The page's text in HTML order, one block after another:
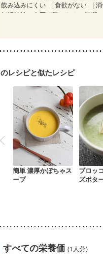
飲み込みにくい
食欲がない
妊婦健診・血圧が気になる（初期）
レシピと似たレシピ
簡単 濃厚かぼちゃス
ープ
ブロッ
ズポタ
すべての栄養価 (1人分)